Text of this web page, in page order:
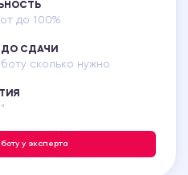
до 100%
СДАЧИ
сколько нужно
у эксперта